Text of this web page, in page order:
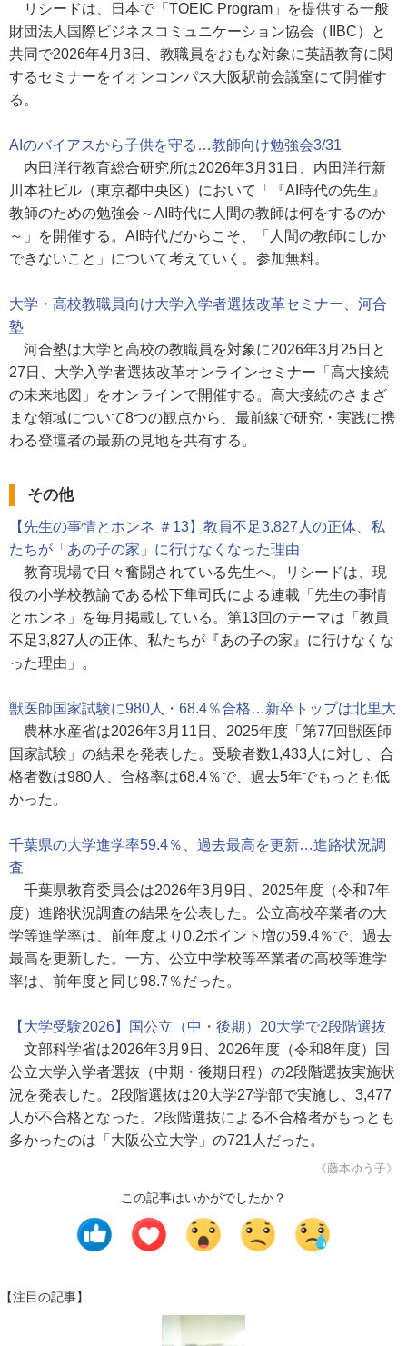
リシードは、日本で「TOEIC Program」を提供する一般
財団法人国際ビジネスコミュニケーション協会（IIBC）と
共同で2026年4月3日、教職員をおもな対象に英語教育に関
するセミナーをイオンコンパス大阪駅前会議室にて開催す
る。
AIのバイアスから子供を守る…教師向け勉強会3/31
内田洋行教育総合研究所は2026年3月31日、内田洋行新
川本社ビル（東京都中央区）において「『AI時代の先生』
教師のための勉強会～AI時代に人間の教師は何をするのか
～」を開催する。AI時代だからこそ、「人間の教師にしか
できないこと」について考えていく。参加無料。
大学・高校教職員向け大学入学者選抜改革セミナー、河合
塾
河合塾は大学と高校の教職員を対象に2026年3月25日と
27日、大学入学者選抜改革オンラインセミナー「高大接続
の未来地図」をオンラインで開催する。高大接続のさまざ
まな領域について8つの観点から、最前線で研究・実践に携
わる登壇者の最新の見地を共有する。
その他
【先生の事情とホンネ ＃13】教員不足3,827人の正体、私
たちが「あの子の家」に行けなくなった理由
教育現場で日々奮闘されている先生へ。リシードは、現
役の小学校教諭である松下隼司氏による連載「先生の事情
とホンネ」を毎月掲載している。第13回のテーマは「教員
不足3,827人の正体、私たちが『あの子の家』に行けなくな
った理由」。
獣医師国家試験に980人・68.4％合格…新卒トップは北里大
農林水産省は2026年3月11日、2025年度「第77回獣医師
国家試験」の結果を発表した。受験者数1,433人に対し、合
格者数は980人、合格率は68.4％で、過去5年でもっとも低
かった。
千葉県の大学進学率59.4％、過去最高を更新…進路状況調
査
千葉県教育委員会は2026年3月9日、2025年度（令和7年
度）進路状況調査の結果を公表した。公立高校卒業者の大
学等進学率は、前年度より0.2ポイント増の59.4％で、過去
最高を更新した。一方、公立中学校等卒業者の高校等進学
率は、前年度と同じ98.7％だった。
【大学受験2026】国公立（中・後期）20大学で2段階選抜
文部科学省は2026年3月9日、2026年度（令和8年度）国
公立大学入学者選抜（中期・後期日程）の2段階選抜実施状
況を発表した。2段階選抜は20大学27学部で実施し、3,477
人が不合格となった。2段階選抜による不合格者がもっとも
多かったのは「大阪公立大学」の721人だった。
《藤本ゆう子》
この記事はいかがでしたか？
【注目の記事】